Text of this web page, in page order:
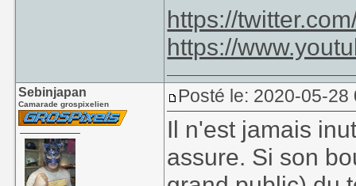
https://
https://
Sebinjapan
Camarade grospixelien Posté le: 2020-05-28
Il n'est jamais
assure. Si son